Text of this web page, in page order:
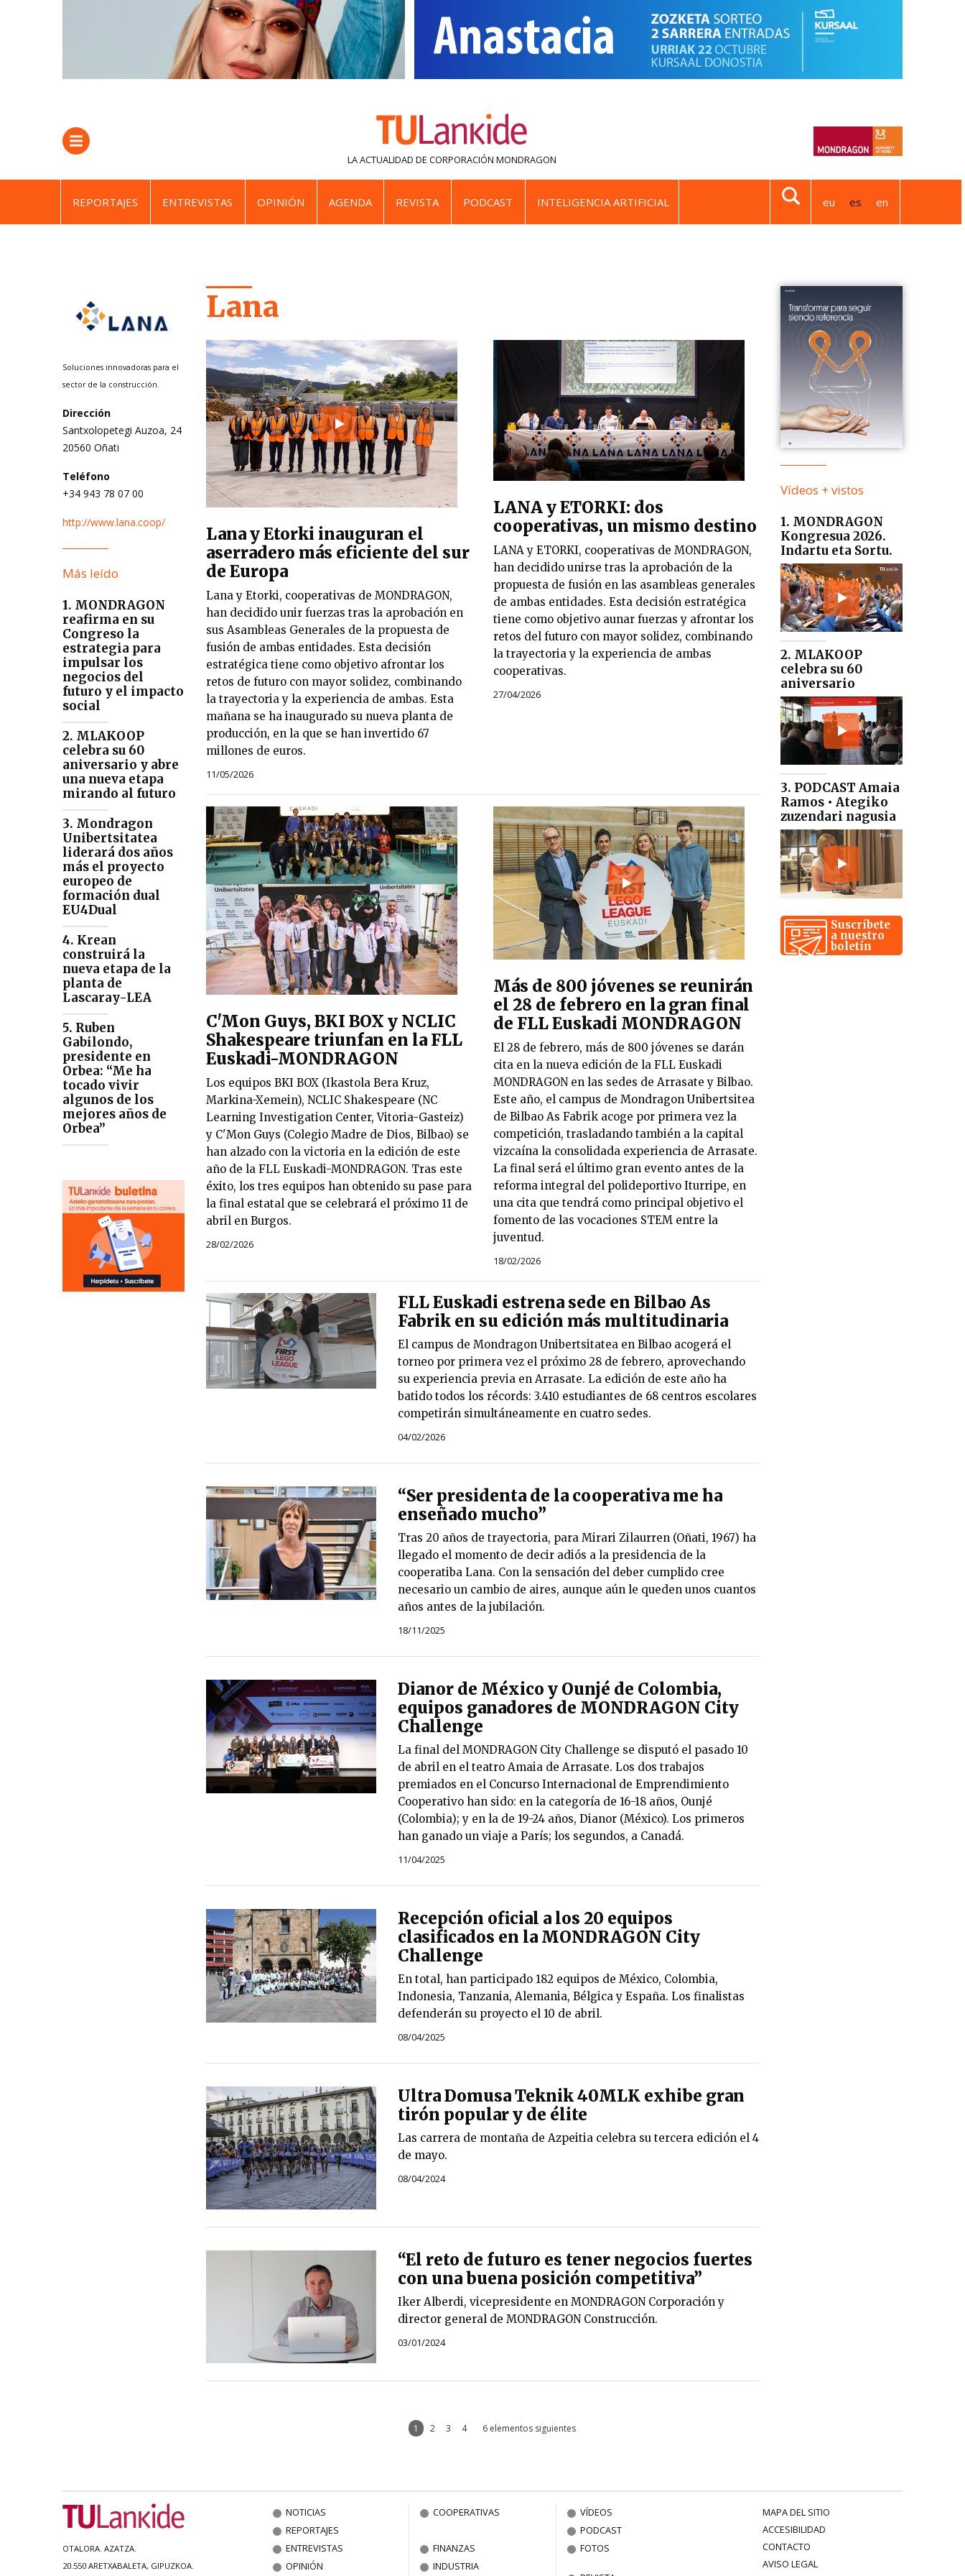
LA ACTUALIDAD DE CORPORACIÓN MONDRAGON
REPORTAJES ENTREVISTAS OPINIÓN AGENDA REVISTA PODCAST INTELIGENCIA ARTIFICIAL eu es en
Soluciones innovadoras para el
sector de la construcción.
Dirección
Santxolopetegi Auzoa, 24
20560 Oñati
Teléfono
+34 943 78 07 00
http://www.lana.coop/
Más leído
1. MONDRAGON
reafirma en su
Congreso la
estrategia para
impulsar los
negocios del
futuro y el impacto
social
2. MLAKOOP
celebra su 60
aniversario y abre
una nueva etapa
mirando al futuro
3. Mondragon
Unibertsitatea
liderará dos años
más el proyecto
europeo de
formación dual
EU4Dual
4. Krean
construirá la
nueva etapa de la
planta de
Lascaray-LEA
5. Ruben
Gabilondo,
presidente en
Orbea: “Me ha
tocado vivir
algunos de los
mejores años de
Orbea”
Lana
Lana y Etorki inauguran el
aserradero más eficiente del sur
de Europa
Lana y Etorki, cooperativas de MONDRAGON,
han decidido unir fuerzas tras la aprobación en
sus Asambleas Generales de la propuesta de
fusión de ambas entidades. Esta decisión
estratégica tiene como objetivo afrontar los
retos de futuro con mayor solidez, combinando
la trayectoria y la experiencia de ambas. Esta
mañana se ha inaugurado su nueva planta de
producción, en la que se han invertido 67
millones de euros.
11/05/2026
LANA y ETORKI: dos
cooperativas, un mismo destino
LANA y ETORKI, cooperativas de MONDRAGON,
han decidido unirse tras la aprobación de la
propuesta de fusión en las asambleas generales
de ambas entidades. Esta decisión estratégica
tiene como objetivo aunar fuerzas y afrontar los
retos del futuro con mayor solidez, combinando
la trayectoria y la experiencia de ambas
cooperativas.
27/04/2026
C'Mon Guys, BKI BOX y NCLIC
Shakespeare triunfan en la FLL
Euskadi-MONDRAGON
Los equipos BKI BOX (Ikastola Bera Kruz,
Markina-Xemein), NCLIC Shakespeare (NC
Learning Investigation Center, Vitoria-Gasteiz)
y C'Mon Guys (Colegio Madre de Dios, Bilbao) se
han alzado con la victoria en la edición de este
año de la FLL Euskadi-MONDRAGON. Tras este
éxito, los tres equipos han obtenido su pase para
la final estatal que se celebrará el próximo 11 de
abril en Burgos.
28/02/2026
Más de 800 jóvenes se reunirán
el 28 de febrero en la gran final
de FLL Euskadi MONDRAGON
El 28 de febrero, más de 800 jóvenes se darán
cita en la nueva edición de la FLL Euskadi
MONDRAGON en las sedes de Arrasate y Bilbao.
Este año, el campus de Mondragon Unibertsitea
de Bilbao As Fabrik acoge por primera vez la
competición, trasladando también a la capital
vizcaína la consolidada experiencia de Arrasate.
La final será el último gran evento antes de la
reforma integral del polideportivo Iturripe, en
una cita que tendrá como principal objetivo el
fomento de las vocaciones STEM entre la
juventud.
18/02/2026
FLL Euskadi estrena sede en Bilbao As
Fabrik en su edición más multitudinaria
El campus de Mondragon Unibertsitatea en Bilbao acogerá el
torneo por primera vez el próximo 28 de febrero, aprovechando
su experiencia previa en Arrasate. La edición de este año ha
batido todos los récords: 3.410 estudiantes de 68 centros escolares
competirán simultáneamente en cuatro sedes.
04/02/2026
“Ser presidenta de la cooperativa me ha
enseñado mucho”
Tras 20 años de trayectoria, para Mirari Zilaurren (Oñati, 1967) ha
llegado el momento de decir adiós a la presidencia de la
cooperatiba Lana. Con la sensación del deber cumplido cree
necesario un cambio de aires, aunque aún le queden unos cuantos
años antes de la jubilación.
18/11/2025
Dianor de México y Ounjé de Colombia,
equipos ganadores de MONDRAGON City
Challenge
La final del MONDRAGON City Challenge se disputó el pasado 10
de abril en el teatro Amaia de Arrasate. Los dos trabajos
premiados en el Concurso Internacional de Emprendimiento
Cooperativo han sido: en la categoría de 16-18 años, Ounjé
(Colombia); y en la de 19-24 años, Dianor (México). Los primeros
han ganado un viaje a París; los segundos, a Canadá.
11/04/2025
Recepción oficial a los 20 equipos
clasificados en la MONDRAGON City
Challenge
En total, han participado 182 equipos de México, Colombia,
Indonesia, Tanzania, Alemania, Bélgica y España. Los finalistas
defenderán su proyecto el 10 de abril.
08/04/2025
Ultra Domusa Teknik 40MLK exhibe gran
tirón popular y de élite
Las carrera de montaña de Azpeitia celebra su tercera edición el 4
de mayo.
08/04/2024
“El reto de futuro es tener negocios fuertes
con una buena posición competitiva”
Iker Alberdi, vicepresidente en MONDRAGON Corporación y
director general de MONDRAGON Construcción.
03/01/2024
1 2 3 4 6 elementos siguientes
Vídeos + vistos
1. MONDRAGON
Kongresua 2026.
Indartu eta Sortu.
2. MLAKOOP
celebra su 60
aniversario
3. PODCAST Amaia
Ramos • Ategiko
zuzendari nagusia
Suscríbete
a nuestro
boletín
OTALORA. AZATZA.
20.550 ARETXABALETA, GIPUZKOA.
NOTICIAS
REPORTAJES
ENTREVISTAS
OPINIÓN
COOPERATIVAS
FINANZAS
INDUSTRIA
VÍDEOS
PODCAST
FOTOS
MAPA DEL SITIO
ACCESIBILIDAD
CONTACTO
AVISO LEGAL